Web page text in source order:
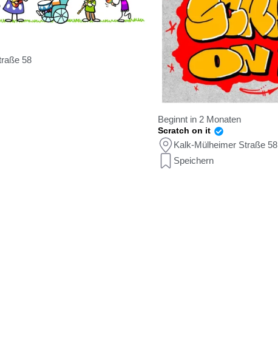
58
Beginnt in 2 Monaten
Scratch on it
Kalk-Mülheimer Straße 58
Speichern